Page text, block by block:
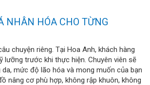
NHÂN HÓA CHO TỪNG
chuyện riêng. Tại Hoa Anh, khách hàng
lưỡng trước khi thực hiện. Chuyên viên sẽ
mức độ lão hóa và mong muốn của bạn
nâng cơ phù hợp, không rập khuôn, không